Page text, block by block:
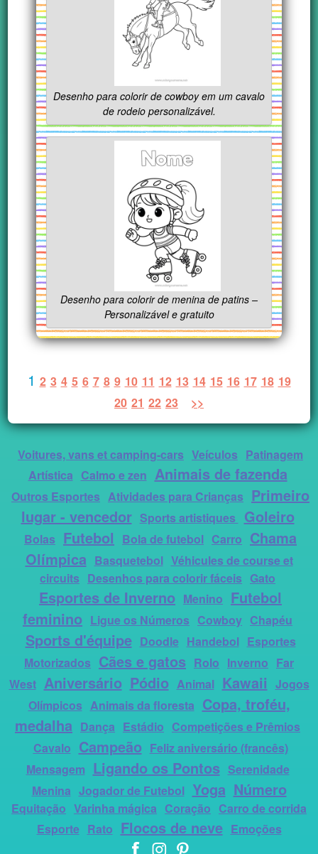
Desenho para colorir de cowboy em um cavalo
de rodeio personalizável.
Desenho para colorir de menina de patins –
Personalizável e gratuito
1 2 3 4 5 6 7 8 9 10 11 12 13 14 15 16 17 18 19
20 21 22 23 >>
Voitures, vans et camping-cars Veículos Patinagem
Artística Calmo e zen Animais de fazenda
Outros Esportes Atividades para Crianças Primeiro
lugar - vencedor Sports artistiques Goleiro
Bolas Futebol Bola de futebol Carro Chama
Olímpica Basquetebol Véhicules de course et
circuits Desenhos para colorir fáceis Gato
Esportes de Inverno Menino Futebol
feminino Ligue os Números Cowboy Chapéu
Sports d'équipe Doodle Handebol Esportes
Motorizados Cães e gatos Rolo Inverno Far
West Aniversário Pódio Animal Kawaii Jogos
Olímpicos Animais da floresta Copa, troféu,
medalha Dança Estádio Competições e Prêmios
Cavalo Campeão Feliz aniversário (francês)
Mensagem Ligando os Pontos Serenidade
Menina Jogador de Futebol Yoga Número
Equitação Varinha mágica Coração Carro de corrida
Esporte Rato Flocos de neve Emoções